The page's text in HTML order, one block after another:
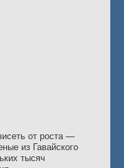
от роста —
из Гавайского
тысяч